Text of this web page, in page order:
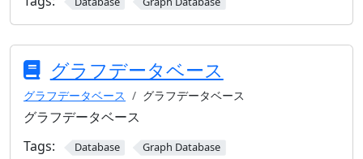
グラフデータベース
グラフデータベース グラフデータベース
グラフデータベース
Tags:
Database Graph Database